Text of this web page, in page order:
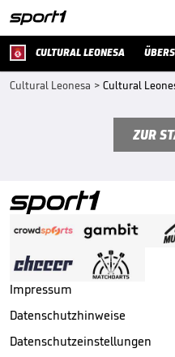
CULTURAL LEONESA
Cultural Leonesa > Cultural
ZUR
Impressum
Datenschutzhinweise
Datenschutzeinstellungen